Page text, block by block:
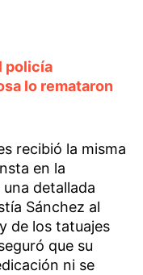
policía
lo remataron
recibió la misma
en la
detallada
Sánchez al
de los tatuajes
que su
ni se